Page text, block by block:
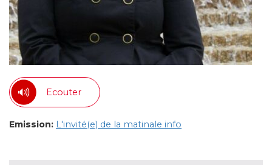
Ecouter
Emission: L'invité(e) de la matinale info